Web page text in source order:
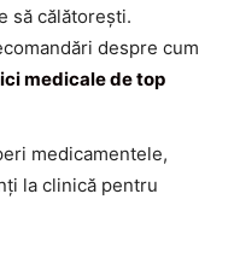
să călătorești.
despre cum
medicale de top
medicamentele,
la clinică pentru